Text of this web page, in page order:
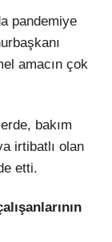
pandemiye
amacın çok
bakım
irtibatlı olan
etti.